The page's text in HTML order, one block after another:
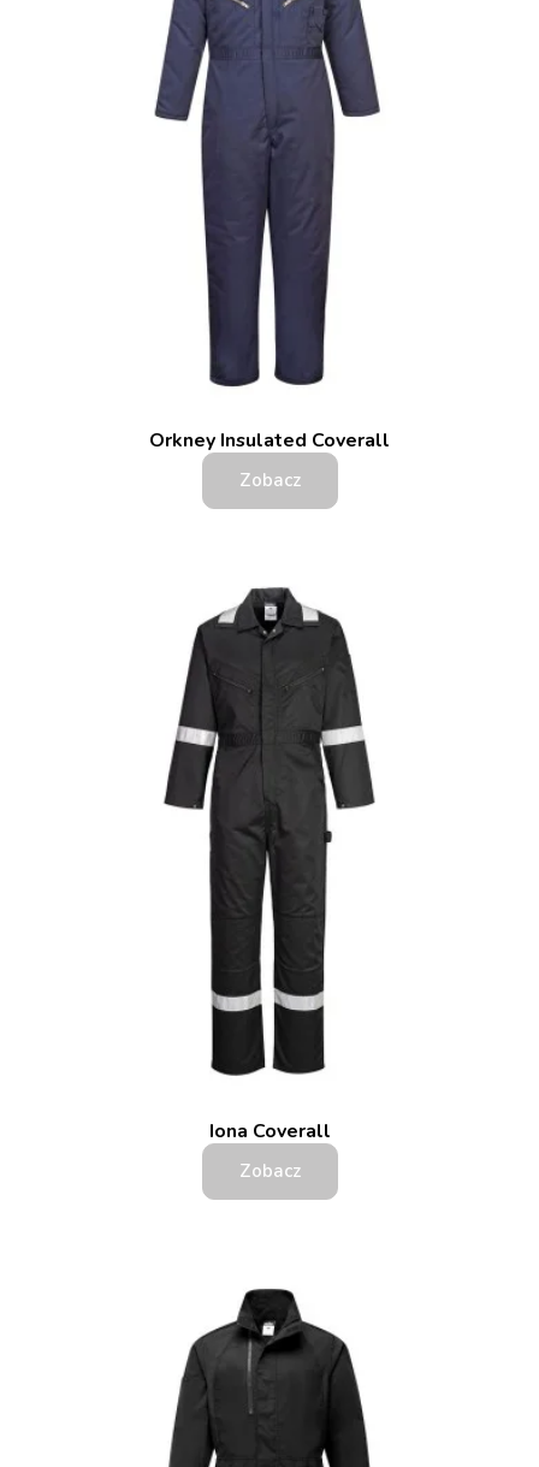
Orkney Insulated Coverall
Zobacz
Iona Coverall
Zobacz